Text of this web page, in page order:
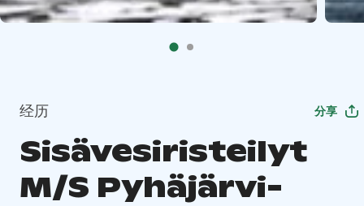
经历 分享
Sisävesiristeilyt
M/S Pyhäjärvi-